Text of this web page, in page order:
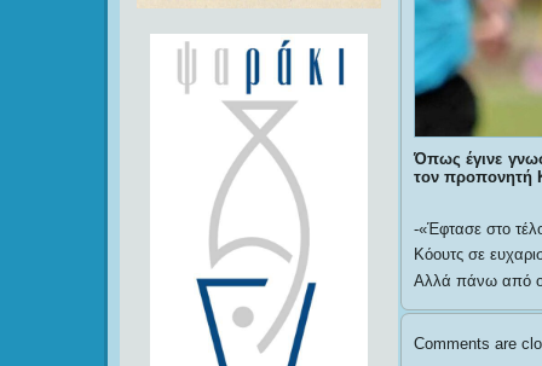
Όπως έγινε
τον προπονητή
-«Έφτασε στο
Κόουτς σε
Αλλά πάνω από
Comments are